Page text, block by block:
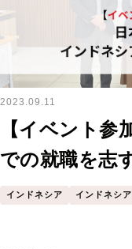
2023.09.11
【イベント参
での就職を志
学生をサポー
インドネシア インドネシ